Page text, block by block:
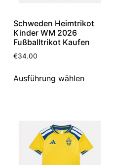
Schweden Heimtrikot
Kinder WM 2026
Fußballtrikot Kaufen
€34.00
Ausführung wählen